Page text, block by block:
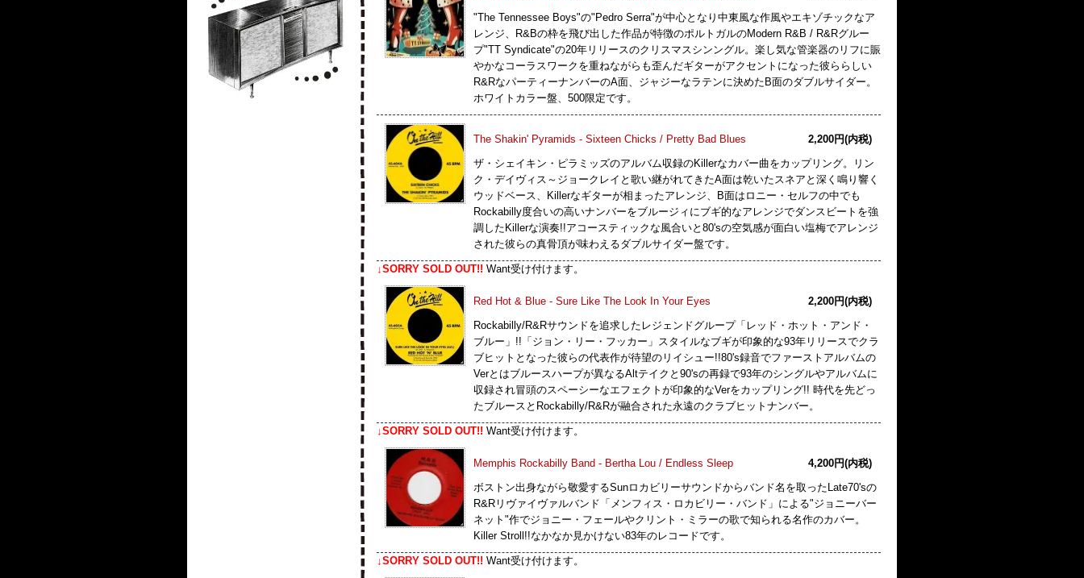
"The Tennessee Boys"の"Pedro Serra"が中心となり中東風な作風やエキゾチックなア
レンジ、R&Bの枠を飛び出した作品が特徴のポルトガルのModern R&B / R&Rグルー
プ"TT Syndicate"の20年リリースのクリスマスシンングル。楽し気な管楽器のリフに賑
やかなコーラスワークを重ねながらも歪んだギターがアクセントになった彼ららしい
R&RなパーティーナンバーのA面、ジャジーなラテンに決めたB面のダブルサイダー。
ホワイトカラー盤、500限定です。
The Shakin' Pyramids - Sixteen Chicks / Pretty Bad Blues
2,200円(内税)
ザ・シェイキン・ピラミッズのアルバム収録のKillerなカバー曲をカップリング。リン
ク・デイヴィス～ジョークレイと歌い継がれてきたA面は乾いたスネアと深く鳴り響く
ウッドベース、Killerなギターが相まったアレンジ、B面はロニー・セルフの中でも
Rockabilly度合いの高いナンバーをブルージィにブギ的なアレンジでダンスビートを強
調したKillerな演奏!!アコースティックな風合いと80'sの空気感が面白い塩梅でアレンジ
された彼らの真骨頂が味わえるダブルサイダー盤です。
↓SORRY SOLD OUT!! Want受け付けます。
Red Hot & Blue - Sure Like The Look In Your Eyes
2,200円(内税)
Rockabilly/R&Rサウンドを追求したレジェンドグループ「レッド・ホット・アンド・
ブルー」!!「ジョン・リー・フッカー」スタイルなブギが印象的な93年リリースでクラ
ブヒットとなった彼らの代表作が待望のリイシュー!!80's録音でファーストアルバムの
Verとはブルースハープが異なるAltテイクと90'sの再録で93年のシングルやアルバムに
収録され冒頭のスペーシーなエフェクトが印象的なVerをカップリング!! 時代を先どっ
たブルースとRockabilly/R&Rが融合された永遠のクラブヒットナンバー。
↓SORRY SOLD OUT!! Want受け付けます。
Memphis Rockabilly Band - Bertha Lou / Endless Sleep
4,200円(内税)
ボストン出身ながら敬愛するSunロカビリーサウンドからバンド名を取ったLate70'sの
R&Rリヴァイヴァルバンド「メンフィス・ロカビリー・バンド」による"ジョニーバー
ネット"作でジョニー・フェールやクリント・ミラーの歌で知られる名作のカバー。
Killer Stroll!!なかなか見かけない83年のレコードです。
↓SORRY SOLD OUT!! Want受け付けます。